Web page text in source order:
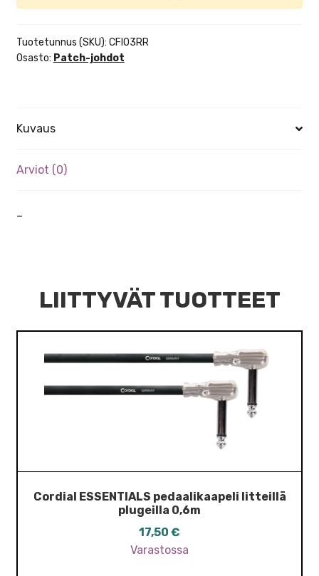
Tuotetunnus (SKU): CFI03RR
Osasto: Patch-johdot
Kuvaus
Arviot (0)
–
LIITTYVÄT TUOTTEET
Cordial ESSENTIALS pedaalikaapeli litteillä
plugeilla 0,6m
17,50 €
Varastossa